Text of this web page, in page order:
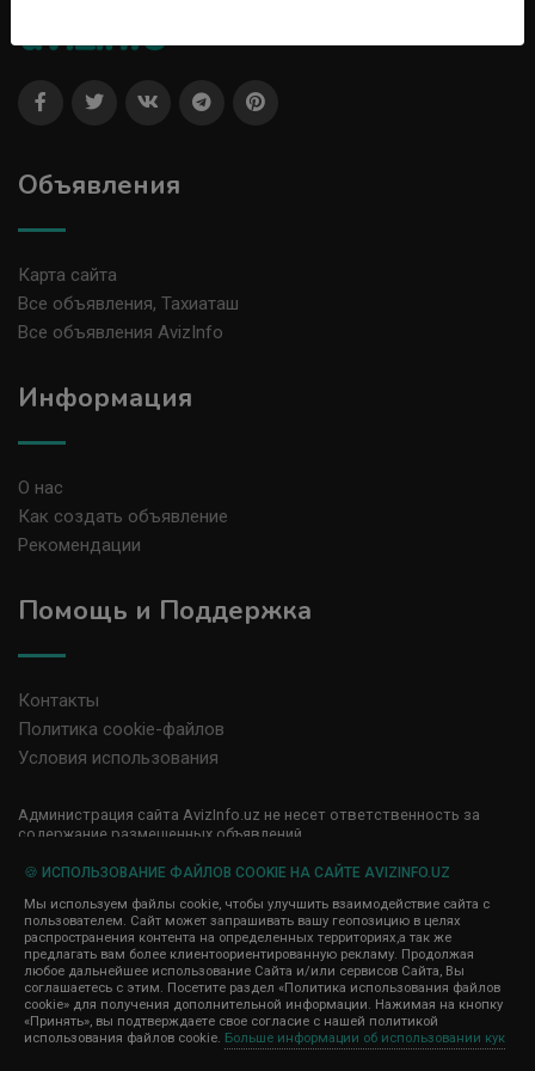
Объявления
Карта сайта
Все объявления, Тахиаташ
Все объявления AvizInfo
Информация
О нас
Как создать объявление
Рекомендации
Помощь и Поддержка
Контакты
Политика cookie-файлов
Условия использования
Администрация сайта AvizInfo.uz не несет ответственность за
содержание размещенных объявлений.
передаем и не продаем личную информацию зарегистрированных
правила конфиденциальности сайтов на которые ссылается
AvizInfo.uz. На некоторых страницах нашего сайта представлена
реклама Google Adsense Advertising Network. Чтобы узнать
подробней о правилах конфиденциальности Google нажмите тут
🍪 ИСПОЛЬЗОВАНИЕ ФАЙЛОВ COOKIE НА САЙТЕ AVIZINFO.UZ
Мы используем файлы cookie, чтобы улучшить взаимодействие сайта с
пользователем. Сайт может запрашивать вашу геопозицию в целях
распространения контента на определенных территориях,а так же
предлагать вам более клиентоориентированную рекламу. Продолжая
любое дальнейшее использование Сайта и/или сервисов Сайта, Вы
соглашаетесь с этим. Посетите раздел «Политика использования файлов
cookie» для получения дополнительной информации. Нажимая на кнопку
«Принять», вы подтверждаете свое согласие с нашей политикой
использования файлов cookie. Больше информации об использовании кук